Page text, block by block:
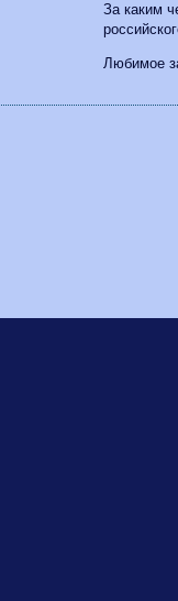
За каким
Любимое